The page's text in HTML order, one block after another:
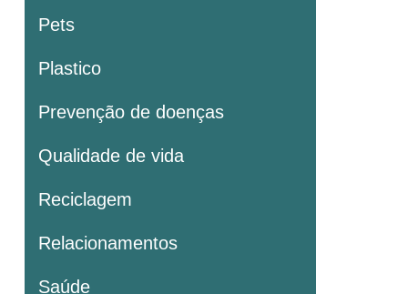
Pets
Plastico
Prevenção de doenças
Qualidade de vida
Reciclagem
Relacionamentos
Saúde